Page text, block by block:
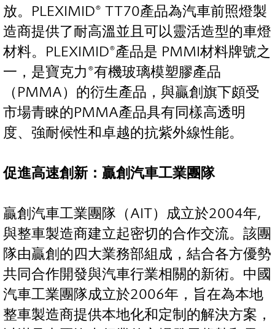
放。PLEXIMID® TT70產品為汽車前照燈製
造商提供了耐高溫並且可以靈活造型的車燈
材料。PLEXIMID®產品是 PMMI材料牌號之
一，是寶克力®有機玻璃模塑膠產品
（PMMA）的衍生產品，與贏創旗下頗受
市場青睞的PMMA產品具有同樣高透明
度、強耐候性和卓越的抗紫外線性能。
促進高速創新：贏創汽車工業團隊
贏創汽車工業團隊（AIT）成立於2004年,
與整車製造商建立起密切的合作交流。該團
隊由贏創的四大業務部組成，結合各方優勢
共同合作開發與汽車行業相關的新術。中國
汽車工業團隊成立於2006年，旨在為本地
整車製造商提供本地化和定制的解決方案，